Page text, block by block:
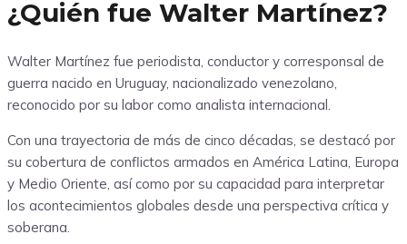
¿Quién fue Walter Martínez?
Walter Martínez fue periodista, conductor y corresponsal de
guerra nacido en Uruguay, nacionalizado venezolano,
reconocido por su labor como analista internacional.
Con una trayectoria de más de cinco décadas, se destacó por
su cobertura de conflictos armados en América Latina, Europa
y Medio Oriente, así como por su capacidad para interpretar
los acontecimientos globales desde una perspectiva crítica y
soberana.